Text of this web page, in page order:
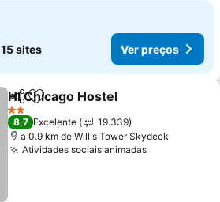
15 sites Ver preços
PartilharAdicionar aos favoritos
HI Chicago Hostel
2 Estrelas
8,7 Excelente
19.339
a 0.9 km de Willis Tower Skydeck
Atividades sociais animadasVer preços